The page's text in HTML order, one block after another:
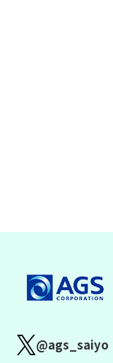
@ags_saiyo